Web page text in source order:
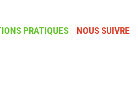
PRATIQUES NOUS SUIVRE